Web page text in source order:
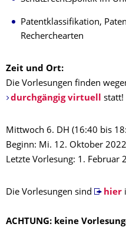
Patentklassifikation,
Recherchearten
Zeit und Ort:
Die Vorlesungen finden
durchgängig virtuell statt!
Mittwoch 6. DH (16:40 bis
Beginn: Mi. 12. Oktober 2022
Letzte Vorlesung: 1. Februar
Die Vorlesungen sind hier
ACHTUNG: keine